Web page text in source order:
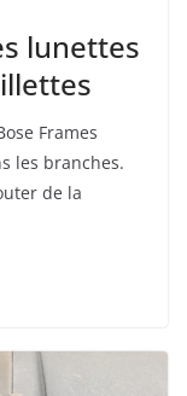
lunettes
Frames
les branches.
de la